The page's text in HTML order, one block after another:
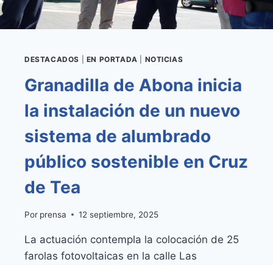
DE
VIDEOVIGILANCIA
DESTACADOS EN PORTADA NOTICIAS
Granadilla de Abona inicia
la instalación de un nuevo
sistema de alumbrado
público sostenible en Cruz
de Tea
Por prensa 12 septiembre, 2025
La actuación contempla la colocación de 25
farolas fotovoltaicas en la calle Las